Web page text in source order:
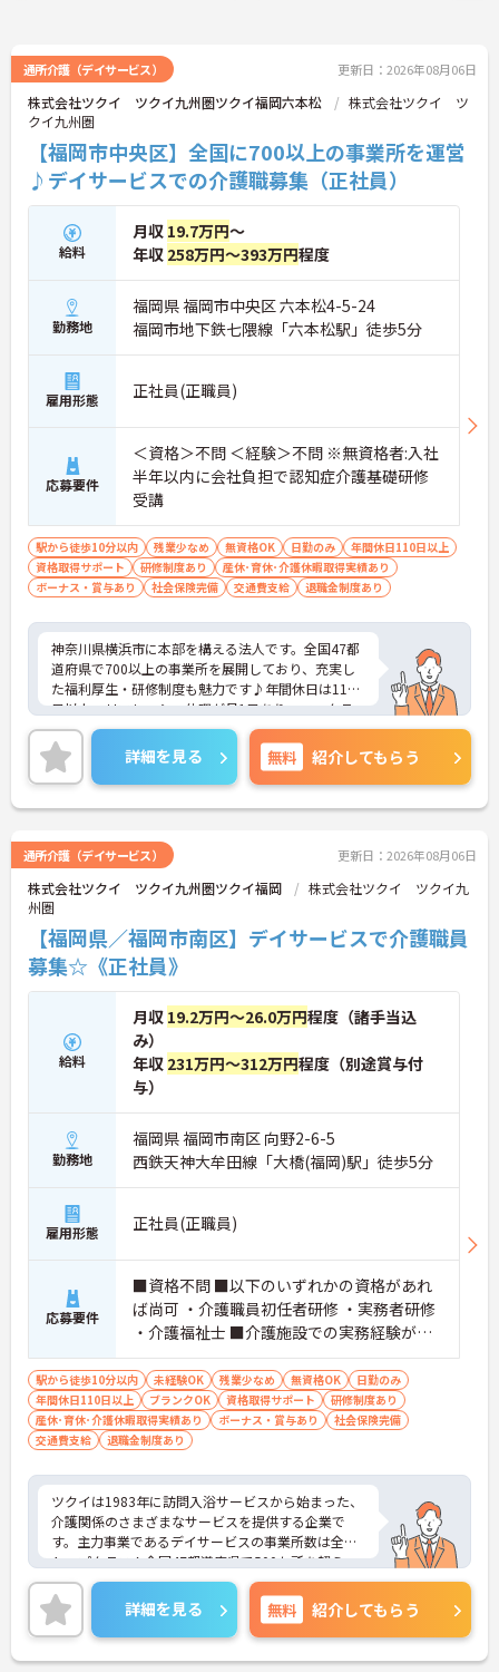
をつけて働ける環境です】
・身体への負担が少ない夜勤なしの勤務で年間休日
119日がしっかりと確保されています
・毎月1日付与されるリフレッシュ休暇と有給を組
み合わせて連休を取得しプライベートを満喫できま
す
・子育てサポート企業として「くるみん認定」を取
得しており未就学児向けのこども休暇など支援体制
が万全です
【賞与実績最大185万円◎大手法人ならではの手厚
い待遇と福利厚生が魅力です】
の賞与や配偶者・お子様への手厚い扶養手当を支給
しています
S」や勤続3年以上の退職金制度を完備しています
・社内規定の範囲内で髪色や髪型をはじめネイルや
まつげエクステが自由であり自分らしさを大切に働
【有資格者のキャリアパス！手厚いチューター制度
と多彩な研修で専門性を高めます 】
・入社後1年間は専門のチューター（指導担当者）
がマンツーマンで手厚くフォローするため新しい環
境でも安心です
・資格手当の支給や公的資格取得・自己啓発支援制
度を通じて有資格者のさらなるステップアップを後
押しします
など豊富な教育プログラムで専門職としての成長を
サポートしています
通所介護（デイサービス） 更新日：2026年08月06日
株式会社ツクイ ツクイ九州圏ツクイ福岡六本松
株式会社ツクイ ツ
クイ九州圏
【福岡市中央区】全国に700以上の事業所を運営
♪デイサービスでの介護職募集（正社員）
給料
月収 19.7万円～
年収 258万円～393万円程度
勤務地
福岡県 福岡市中央区 六本松4-5-24
福岡市地下鉄七隈線「六本松駅」徒歩5分
雇用形態 正社員(正職員)
応募要件
＜資格＞不問 ＜経験＞不問 ※無資格者:入社
半年以内に会社負担で認知症介護基礎研修
受講
駅から徒歩10分以内 残業少なめ 無資格OK 日勤のみ
年間休日110日以上
資格取得サポート
研修制度あり
産休･育休･介護休暇取得実績あり
ボーナス・賞与あり
社会保険完備 交通費支給 退職金制度あり
神奈川県横浜市に本部を構える法人です。全国47都
道府県で700以上の事業所を展開しており、充実し
た福利厚生・研修制度も魅力です♪年間休日は110
日以上、リフレッシュ休暇が月1日あり、ワークラ
イフバランスを重視される方にもおすすめです。ご
興味のある方には、面接対策ポイントなど、さらに
詳細をお話しいたしますのでお気軽にご相談くださ
い！
詳細を見る 無料 紹介してもらう
通所介護（デイサービス） 更新日：2026年08月06日
株式会社ツクイ ツクイ九州圏ツクイ福岡
株式会社ツクイ ツクイ九
州圏
【福岡県／福岡市南区】デイサービスで介護職員
募集☆《正社員》
給料
月収 19.2万円～26.0万円程度（諸手当込
み）
年収 231万円～312万円程度（別途賞与付
与）
勤務地
福岡県 福岡市南区 向野2-6-5
西鉄天神大牟田線「大橋(福岡)駅」徒歩5分
雇用形態 正社員(正職員)
応募要件
■資格不問 ■以下のいずれかの資格があれ
ば尚可 ・介護職員初任者研修 ・実務者研修
・介護福祉士 ■介護施設での実務経験があ
れば尚可 ■普通自動車運転免許（AT限定
可）必須
駅から徒歩10分以内 未経験OK 残業少なめ 無資格OK
日勤のみ
年間休日110日以上
ブランクOK 資格取得サポート
研修制度あり
産休･育休･介護休暇取得実績あり
ボーナス・賞与あり
社会保険完備
交通費支給
退職金制度あり
ツクイは1983年に訪問入浴サービスから始まった、
介護関係のさまざまなサービスを提供する企業で
す。主力事業であるデイサービスの事業所数は全国
トップクラス！全国47都道府県で500か所を超え、
お客様が住み慣れた地域で自分らしく最期まで暮ら
すことができるよう活動を行っています。また、福
利厚生の充実・活用に力を入れる企業として福利厚
生表彰・認証制度である「ハタラクエール」に2021
年に認証されています。
詳細を見る 無料 紹介してもらう